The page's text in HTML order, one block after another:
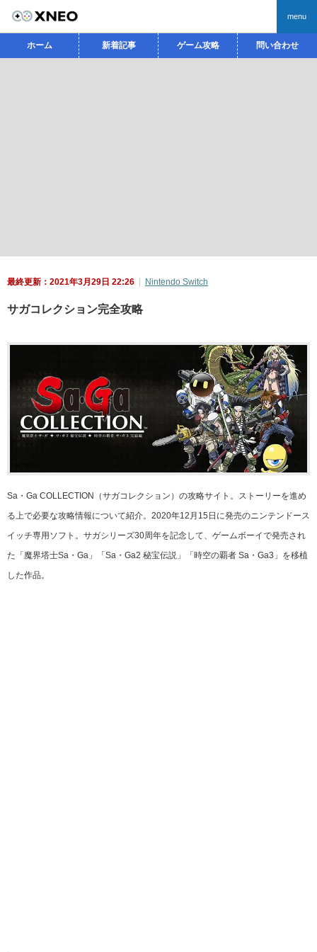
menu
ホーム 新着記事 ゲーム攻略 問い合わせ
最終更新：2021年3月29日 22:26 Nintendo Switch
サガコレクション完全攻略
Sa・Ga COLLECTION（サガコレクション）の攻略サイト。ストーリーを進め
る上で必要な攻略情報について紹介。2020年12月15日に発売のニンテンドース
イッチ専用ソフト。サガシリーズ30周年を記念して、ゲームボーイで発売され
た「魔界塔士Sa・Ga」「Sa・Ga2 秘宝伝説」「時空の覇者 Sa・Ga3」を移植
した作品。